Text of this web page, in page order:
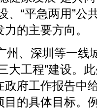
、“平急两用”公
的主要方向。
、深圳等一线
大工程”建设。
府工作报告中
的具体目标。